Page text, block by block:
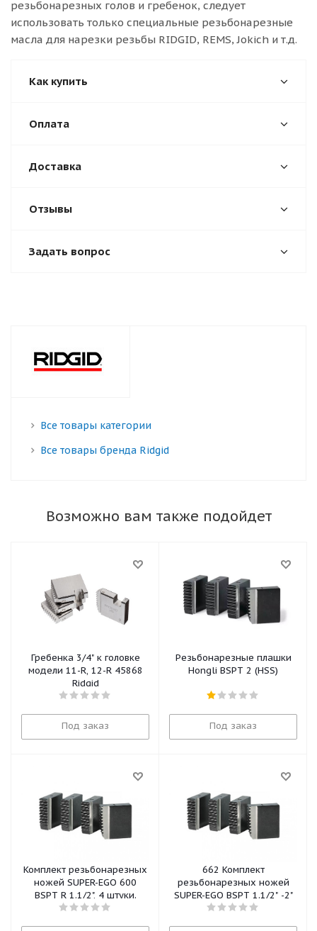
резьбонарезных голов и гребенок, следует
использовать только специальные резьбонарезные
масла для нарезки резьбы RIDGID, REMS, Jokich и т.д.
Как купить
Оплата
Доставка
Отзывы
Задать вопрос
Все товары категории
Все товары бренда Ridgid
Возможно вам также подойдет
Гребенка 3/4" к головке
модели 11-R, 12-R 45868
Ridgid
Под заказ
Резьбонарезные плашки
Hongli BSPT 2 (HSS)
Под заказ
Комплект резьбонарезных
ножей SUPER-EGO 600
BSPT R 1.1/2", 4 штуки.
662 Комплект
резьбонарезных ножей
SUPER-EGO BSPT 1.1/2" -2"